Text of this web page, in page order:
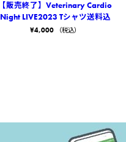
【販売終了】Veterinary Cardio
Night LIVE2023 Tシャツ送料込
¥4,000 （税込）